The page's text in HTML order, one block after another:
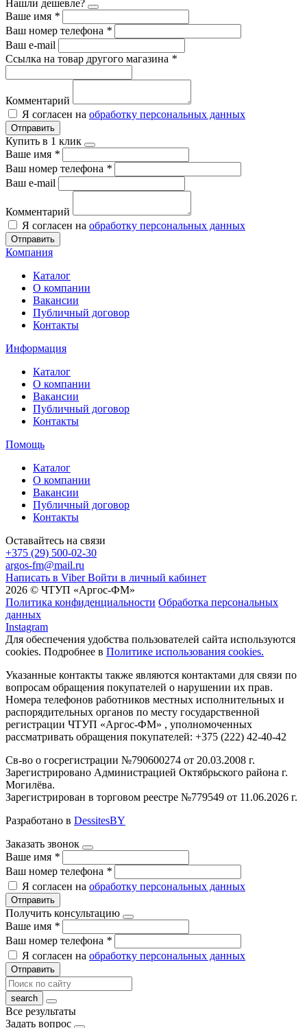
Нашли дешевле?
Ваше имя *
Ваш номер телефона *
Ваш e-mail
Ссылка на товар другого магазина *
Комментарий
Я согласен на обработку персональных данных
Отправить
Купить в 1 клик
Ваше имя *
Ваш номер телефона *
Ваш e-mail
Комментарий
Я согласен на обработку персональных данных
Отправить
Компания
Каталог
О компании
Вакансии
Публичный договор
Контакты
Информация
Каталог
О компании
Вакансии
Публичный договор
Контакты
Помощь
Каталог
О компании
Вакансии
Публичный договор
Контакты
Оставайтесь на связи
+375 (29) 500-02-30
argos-fm@mail.ru
Написать в Viber Войти в личный кабинет
2026 © ЧТУП «Аргос-ФМ»
Политика конфиденциальности Обработка персональных
данных
Instagram
Для обеспечения удобства пользователей сайта используются
cookies. Подробнее в Политике использования cookies.
Указанные контакты также являются контактами для связи по
вопросам обращения покупателей о нарушении их прав.
Номера телефонов работников местных исполнительных и
распорядительных органов по месту государственной
регистрации ЧТУП «Аргос-ФМ» , уполномоченных
рассматривать обращения покупателей: +375 (222) 42-40-42
Св-во о госрегистрации №790600274 от 20.03.2008 г.
Зарегистрировано Администрацией Октябрьского района г.
Могилёва.
Зарегистрирован в торговом реестре №779549 от 11.06.2026 г.
Разработано в DessitesBY
Заказать звонок
Ваше имя *
Ваш номер телефона *
Я согласен на обработку персональных данных
Отправить
Получить консультацию
Ваше имя *
Ваш номер телефона *
Я согласен на обработку персональных данных
Отправить
Все результаты
Задать вопрос